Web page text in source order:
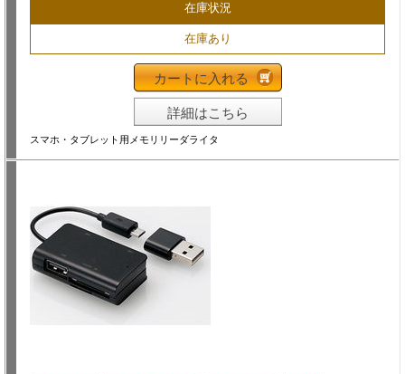
在庫状況
在庫あり
カートに入れる
詳細はこちら
スマホ・タブレット用メモリリーダライタ